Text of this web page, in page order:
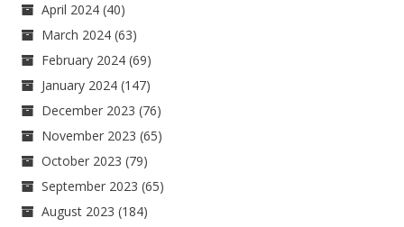
April 2024 (40)
March 2024 (63)
February 2024 (69)
January 2024 (147)
December 2023 (76)
November 2023 (65)
October 2023 (79)
September 2023 (65)
August 2023 (184)